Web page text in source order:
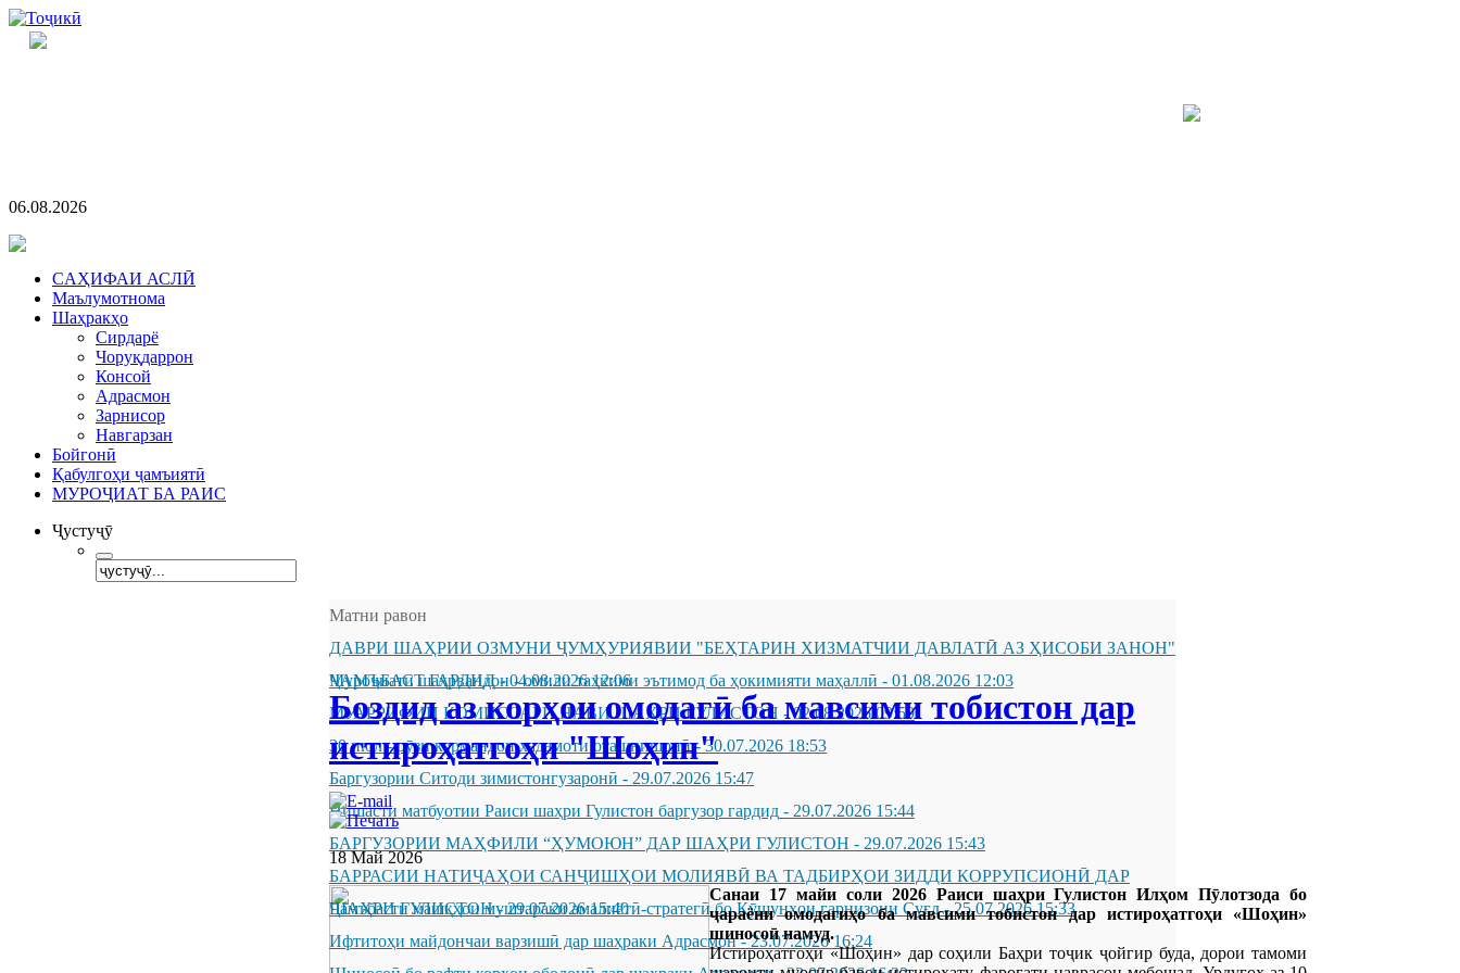
06.08.2026
CАҲИФАИ АСЛӢ
Маълумотнома
Шаҳракҳо
Сирдарё
Чоруқдаррон
Консой
Адрасмон
Зарнисор
Навгарзан
Бойгонӣ
Қабулгоҳи ҷамъиятӣ
МУРОҶИАТ БА РАИС
Ҷустуҷӯ
Матни равон
ДАВРИ ШАҲРИИ ОЗМУНИ ҶУМҲУРИЯВИИ "БЕҲТАРИН ХИЗМАТЧИИ ДАВЛАТӢ АЗ ҲИСОБИ ЗАНОН"
ҶАМЪБАСТ ГАРДИД-04.08.2026 12:06
Муроҷиати шаҳрвандон - омили таҳкими эътимод ба ҳокимияти маҳаллӣ - 01.08.2026 12:03
МУАРРИФИИ КОМИССАРИ НАВИ ШАҲРИ ГУЛИСТОН -02.08.2026 09:59
30 июл - рӯзи кормандон хадамоти оташнишонӣ-30.07.2026 18:53
Баргузории Ситоди зимистонгузаронӣ - 29.07.2026 15:47
Нишасти матбуотии Раиси шаҳри Гулистон баргузор гардид - 29.07.2026 15:44
БАРГУЗОРИИ МАҲФИЛИ “ҲУМОЮН” ДАР ШАҲРИ ГУЛИСТОН - 29.07.2026 15:43
БАРРАСИИ НАТИҶАҲОИ САНҶИШҲОИ МОЛИЯВӢ ВА ТАДБИРҲОИ ЗИДДИ КОРРУПСИОНӢ ДАР
ШАҲРИ ГУЛИСТОН-29.07.2026 15:40
Ҷамъбасти машқҳои муштараки амалиётӣ-стратегӣ бо Қӯшунҳои гарнизони Суғд-25.07.2026 15:33
Ифтитоҳи майдончаи варзишӣ дар шаҳраки Адрасмон-23.07.2026 16:24
Боздид аз корҳои омодагӣ ба мавсими тобистон дар
истироҳатгоҳи "Шоҳин"
18 Май 2026
Санаи 17 майи соли 2026 Раиси шаҳри Гулистон Илҳом Пӯлотзода бо
ҷараёни омодагиҳо ба мавсими тобистон дар истироҳатгоҳи «Шоҳин»
шиносоӣ намуд.
Истироҳатгоҳи «Шоҳин» дар соҳили Баҳри тоҷик ҷойгир буда, дорои тамоми